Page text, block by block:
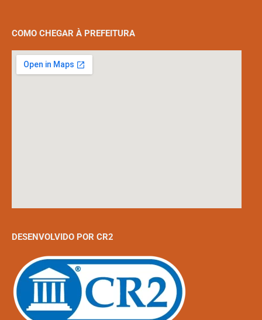
COMO CHEGAR À PREFEITURA
DESENVOLVIDO POR CR2